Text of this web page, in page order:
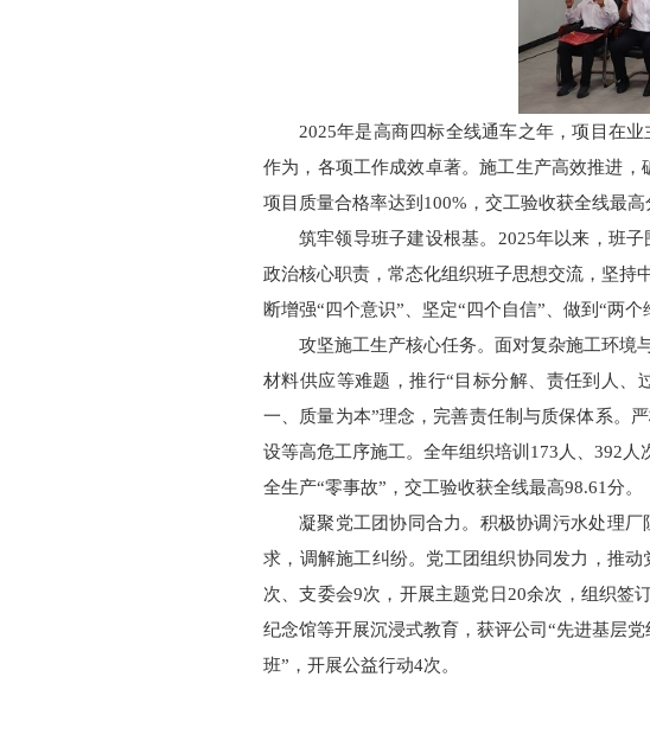
2025年是高商四标全线通车之年，项目在
作为，各项工作成效卓著。施工生产高效推进，
项目质量合格率达到100%，交工验收获全线最高
筑牢领导班子建设根基。2025年以来，班
政治核心职责，常态化组织班子思想交流，坚持
断增强“四个意识”、坚定“四个自信”、做到“两
攻坚施工生产核心任务。面对复杂施工环境
材料供应等难题，推行“目标分解、责任到人、
一、质量为本”理念，完善责任制与质保体系。
设等高危工序施工。全年组织培训173人、392
全生产“零事故”，交工验收获全线最高98.61分。
凝聚党工团协同合力。积极协调污水处理
求，调解施工纠纷。党工团组织协同发力，推
次、支委会9次，开展主题党日20余次，组织签
纪念馆等开展沉浸式教育，获评公司“先进基层
班”，开展公益行动4次。